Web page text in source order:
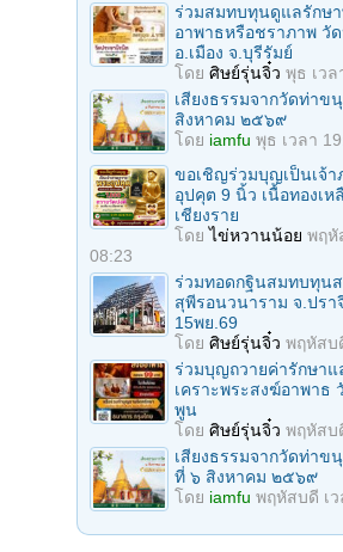
ร่วมสมทบทุนดูแลรักษ
อาพาธหรือชราภาพ วั
อ.เมือง จ.บุรีรัมย์
โดย ศิษย์รุ่นจิ๋ว พุธ เวล
เสียงธรรมจากวัดท่า
สิงหาคม ๒๕๖๙
โดย iamfu พุธ เวลา
ขอเชิญร่วมบุญเป็นเจ้า
อุปคุต 9 นิ้ว เนื้อทองเห
เชียงราย
โดยไข่หวานน้อย พฤหั
08:23
ร่วมทอดกฐินสมทบทุนส
สุพีรอนวนาราม จ.ปรา
15พย.69
โดย ศิษย์รุ่นจิ๋ว พฤหัสบ
ร่วมบุญถวายค่ารักษาแ
เคราะพระสงฆ์อาพาธ
พูน
โดย ศิษย์รุ่นจิ๋ว พฤหัสบ
เสียงธรรมจากวัดท่าข
ที่ ๖ สิงหาคม ๒๕๖๙
โดย iamfu พฤหัสบดี เว